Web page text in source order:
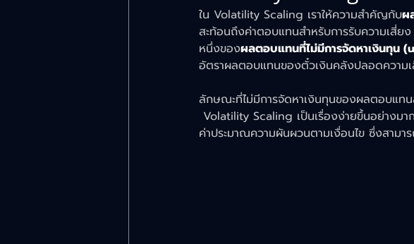
ใน Volatility Scaling เราให้ความสำคัญกับผ
สะท้อนถึงค่าตอบแทนสำหรับการรับความเสี่ย
หนึ่งของผลตอบแทนที่ไม่มีการจัดหาเงินทุน
อัตราผลตอบแทนของตั๋วเงินคลังปลอดควา
ลักษณะที่ไม่มีการจัดหาเงินทุนของผลตอบแท
Volatility Scaling เป็นเรื่องง่ายขึ้นอย่างม
ค่าประมาณความผันผวนตามเงื่อนไข ซึ่งสาม